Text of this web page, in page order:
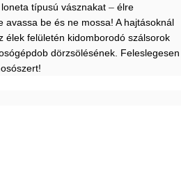
típusú vásznakat – élre
avassa be és ne mossa! A hajtásoknál
élek felületén kidomborodó szálsorok
dörzsölésének. Feleslegesen